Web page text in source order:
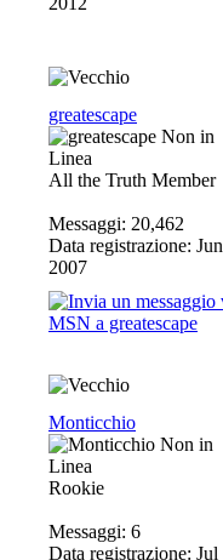
greatescape
All the Truth Member
Messaggi: 20,462
Data registrazione: Jun
2007
Monticchio
Rookie
Messaggi: 6
Data registrazione: Jul